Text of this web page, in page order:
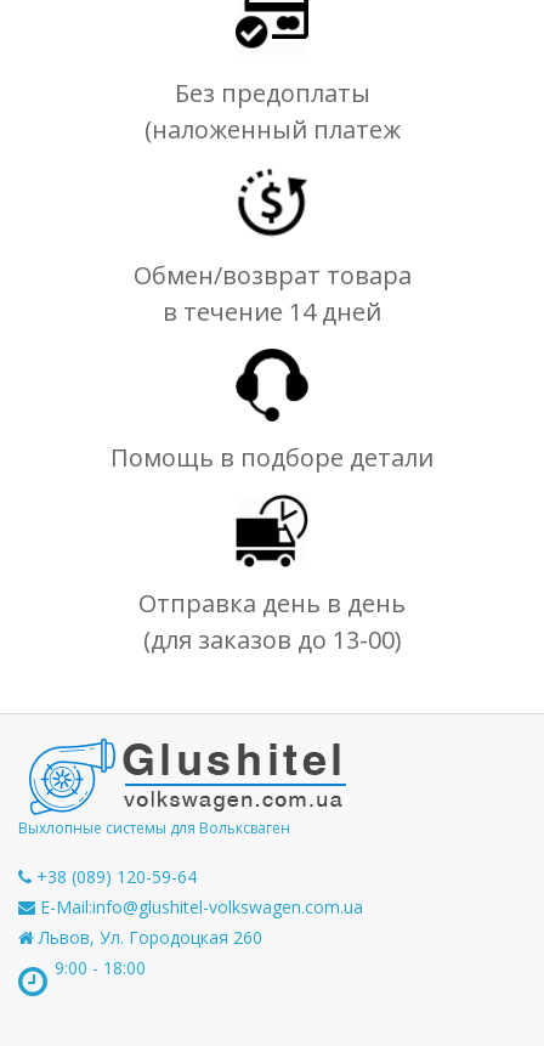
Без предоплаты
(наложенный платеж
Обмен/возврат товара
в течение 14 дней
Помощь в подборе детали
Отправка день в день
(для заказов до 13-00)
Выхлопные системы для Вольксваген
+38 (089) 120-59-64
E-Mail:info@glushitel-volkswagen.com.ua
Львов, Ул. Городоцкая 260
9:00 - 18:00